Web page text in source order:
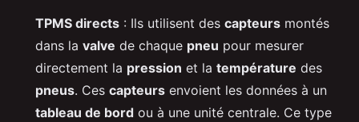
TPMS directs : Ils utilisent des capteurs montés
dans la valve de chaque pneu pour mesurer
directement la pression et la température des
pneus. Ces capteurs envoient les données à un
tableau de bord ou à une unité centrale. Ce type